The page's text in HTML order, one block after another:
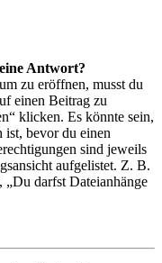
Antwort?
zu eröffnen, musst du
einen Beitrag zu
klicken. Es könnte sein,
ist, bevor du einen
sind jeweils
aufgelistet. Z. B.
„Du darfst Dateianhänge